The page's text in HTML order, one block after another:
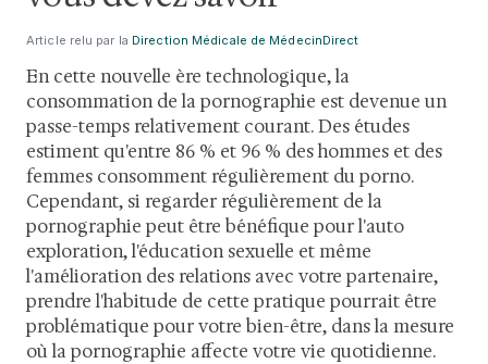
Article relu par la Direction Médicale de MédecinDirect
En cette nouvelle ère technologique, la
consommation de la pornographie est devenue un
passe-temps relativement courant. Des études
estiment qu'entre 86 % et 96 % des hommes et des
femmes consomment régulièrement du porno.
Cependant, si regarder régulièrement de la
pornographie peut être bénéfique pour l'auto
exploration, l'éducation sexuelle et même
l'amélioration des relations avec votre partenaire,
prendre l'habitude de cette pratique pourrait être
problématique pour votre bien-être, dans la mesure
où la pornographie affecte votre vie quotidienne.